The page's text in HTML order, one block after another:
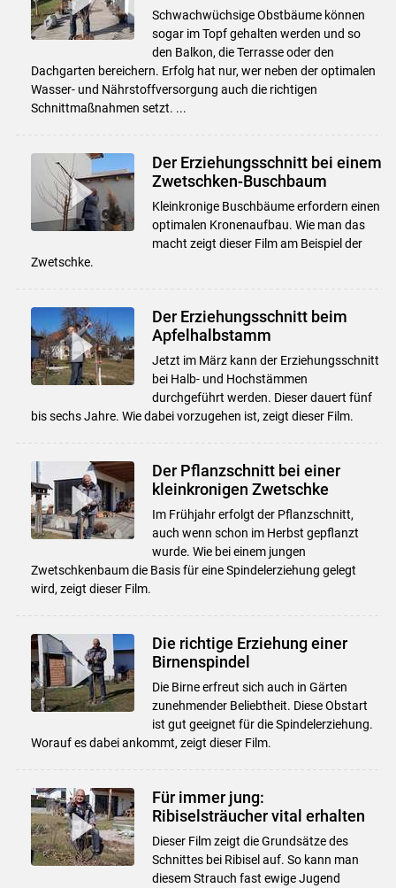
Schwachwüchsige Obstbäume können
sogar im Topf gehalten werden und so
den Balkon, die Terrasse oder den
Dachgarten bereichern. Erfolg hat nur, wer neben der optimalen
Wasser- und Nährstoffversorgung auch die richtigen
Schnittmaßnahmen setzt. ...
Der Erziehungsschnitt bei einem
Zwetschken-Buschbaum
Kleinkronige Buschbäume erfordern einen
optimalen Kronenaufbau. Wie man das
macht zeigt dieser Film am Beispiel der
Zwetschke.
Der Erziehungsschnitt beim
Apfelhalbstamm
Jetzt im März kann der Erziehungsschnitt
bei Halb- und Hochstämmen
durchgeführt werden. Dieser dauert fünf
bis sechs Jahre. Wie dabei vorzugehen ist, zeigt dieser Film.
Der Pflanzschnitt bei einer
kleinkronigen Zwetschke
Im Frühjahr erfolgt der Pflanzschnitt,
auch wenn schon im Herbst gepflanzt
wurde. Wie bei einem jungen
Zwetschkenbaum die Basis für eine Spindelerziehung gelegt
wird, zeigt dieser Film.
Die richtige Erziehung einer
Birnenspindel
Die Birne erfreut sich auch in Gärten
zunehmender Beliebtheit. Diese Obstart
ist gut geeignet für die Spindelerziehung.
Worauf es dabei ankommt, zeigt dieser Film.
Für immer jung:
Ribiselsträucher vital erhalten
Dieser Film zeigt die Grundsätze des
Schnittes bei Ribisel auf. So kann man
diesem Strauch fast ewige Jugend